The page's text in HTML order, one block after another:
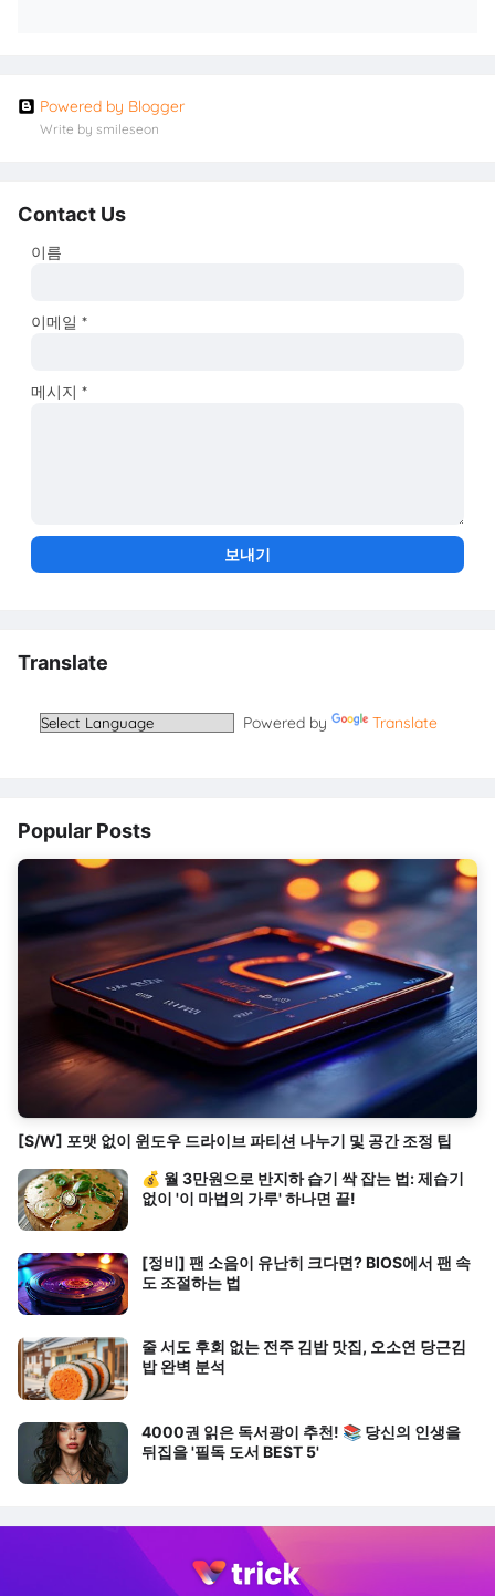
Powered by Blogger
Write by smileseon
Contact Us
이름
이메일*
메시지*
Translate
Powered by Translate
Popular Posts
[S/W] 포맷 없이 윈도우 드라이브 파티션 나누기 및 공간 조정 팁
💰 월 3만원으로 반지하 습기 싹 잡는 법: 제습기
없이 '이 마법의 가루' 하나면 끝!
[정비] 팬 소음이 유난히 크다면? BIOS에서 팬 속
도 조절하는 법
줄 서도 후회 없는 전주 김밥 맛집, 오소연 당근김
밥 완벽 분석
4000권 읽은 독서광이 추천! 📚 당신의 인생을
뒤집을 '필독 도서 BEST 5'